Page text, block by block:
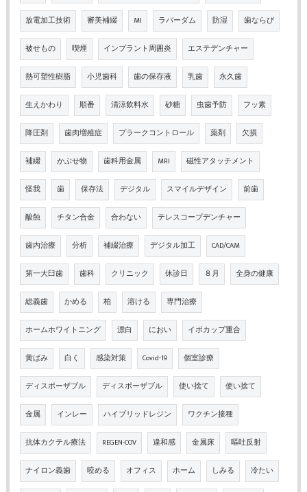
放電加工技術 審美補綴 MI ラバーダム 防湿 歯ならび
被せもの 喫煙 インプラント周囲炎 エステデンチャー
熱可塑性樹脂 小児歯科 歯の保存液 乳歯 永久歯
生えかわり 順番 清涼飲料水 砂糖 虫歯予防 フッ素
降圧剤 歯肉増殖症 プラークコントロール 薬剤 欠損
補綴 かぶせ物 歯科用金属 MRI 磁性アタッチメント
怪我 歯 保存法 デジタル スマイルデザイン 前歯
酸蝕 チタン合金 合わない テレスコープデンチャー
歯内治療 分析 補綴治療 デジタル加工 CAD/CAM
第一大臼歯 歯科 クリニック 休診日 ８月 全身の健康
総義歯 かめる 柏 溶ける 専門治療
ホームホワイトニング 漂白 におい イボカップ重合
黄ばみ 白く 感染対策 Covid-19 個室診療
ディスポーザブル ディスポーザブル 使い捨て 使い捨て
金属 インレー ハイブリッドレジン ワクチン接種
抗体カクテル療法 REGEN-COV 違和感 金属床 嘔吐反射
ナイロン義歯 咬める オフィス ホーム しみる 冷たい